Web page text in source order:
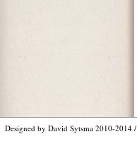
Designed by David Sytsma 2010-2014 /